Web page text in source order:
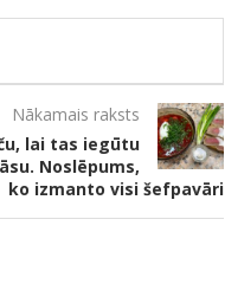
Nākamais raksts
lai tas iegūtu
Noslēpums,
ko izmanto visi šefpavāri